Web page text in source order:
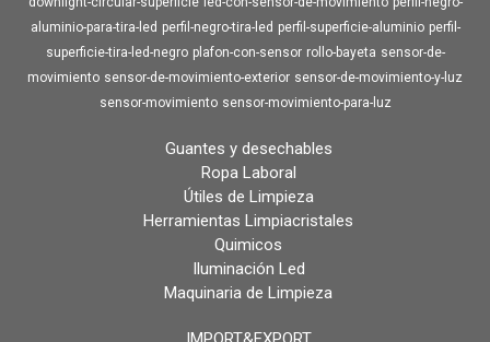
aluminio-para-tira-led perfil-negro-tira-led perfil-superficie-aluminio perfil-
superficie-tira-led-negro plafon-con-sensor rollo-bayeta sensor-de-
movimiento sensor-de-movimiento-exterior sensor-de-movimiento-y-luz
sensor-movimiento sensor-movimiento-para-luz
Guantes y desechables
Ropa Laboral
Útiles de Limpieza
Herramientas Limpiacristales
Quimicos
Iluminación Led
Maquinaria de Limpieza